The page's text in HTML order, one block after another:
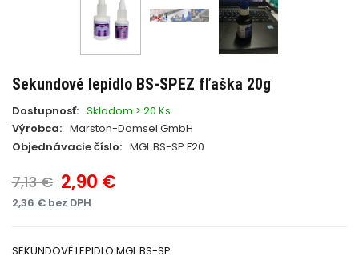
Sekundové lepidlo BS-SPEZ fľaška 20g
Dostupnosť: Skladom > 20 Ks
Výrobca: Marston-Domsel GmbH
Objednávacie číslo: MGL.BS-SP.F20
7,13 € 2,90 €
2,36 € bez DPH
SEKUNDOVÉ LEPIDLO MGL.BS-SP